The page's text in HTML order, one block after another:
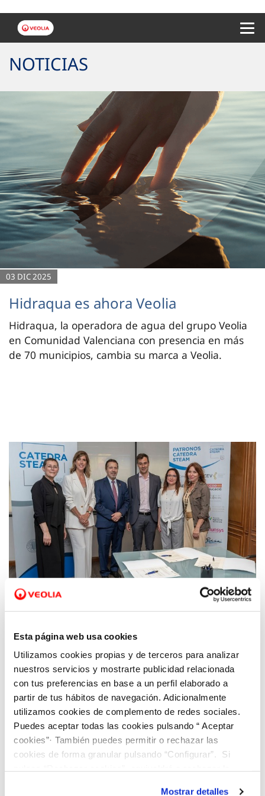
Esta página web usa cookies
Utilizamos cookies propias y de terceros para analizar
nuestros servicios y mostrarte publicidad relacionada
con tus preferencias en base a un perfil elaborado a
partir de tus hábitos de navegación. Adicionalmente
utilizamos cookies de complemento de redes sociales.
Puedes aceptar todas las cookies pulsando “ Aceptar
cookies”· También puedes permitir o rechazar las
cookies de forma granular pulsando “Configurar”. Si
Mostrar detalles
NOTICIAS
03 DIC 2025
Hidraqua es ahora Veolia
Hidraqua, la operadora de agua del grupo Veolia
en Comunidad Valenciana con presencia en más
de 70 municipios, cambia su marca a Veolia.
13 JUN 2022
Consejo Social de la UPV para potenciar el
talento tecnológico femenino